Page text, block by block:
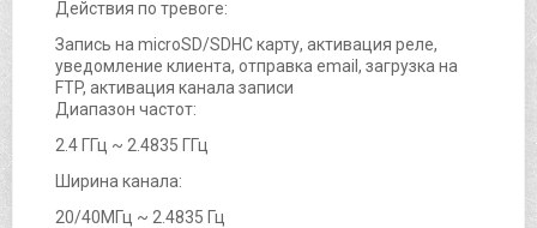
Действия по тревоге:
Запись на microSD/SDHC карту, активация реле,
уведомление клиента, отправка email, загрузка на
FTP, активация канала записи
Диапазон частот:
2.4 ГГц ~ 2.4835 ГГц
Ширина канала:
20/40МГц ~ 2.4835 Гц